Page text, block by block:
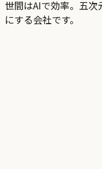
世間はAIで効率。五
にする会社です。